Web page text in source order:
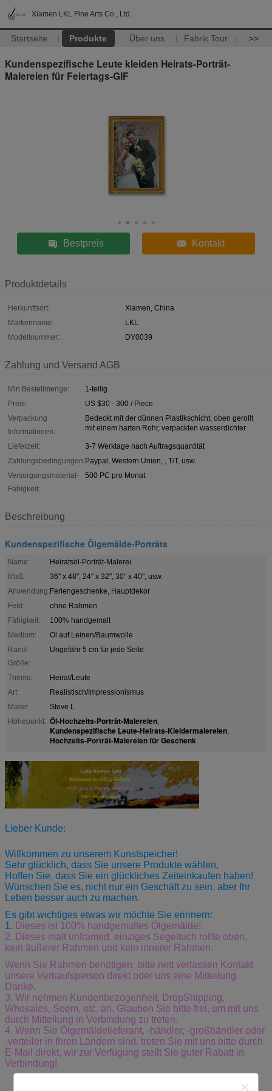
Xiamen LKL Fine Arts Co., Ltd.
Startseite Produkte Über uns Fabrik Tour >>
Kundenspezifische Leute kleiden Heirats-Porträt-
Malereien für Feiertags-GIF
Bestpreis Kontakt
Produktdetails
Herkunftsort:
Xiamen, China
Markenname:
LKL
Modellnummer:
DY0039
Zahlung und Versand AGB
Min Bestellmenge:
1-teilig
Preis:
US $30 - 300 / Piece
Verpackung
Informationen:
Bedeckt mit der dünnen Plastikschicht, oben gerollt
mit einem harten Rohr, verpackten wasserdichter
Lieferzeit:
3-7 Werktage nach Auftragsquantität
Zahlungsbedingungen:Paypal, Western Union, , T/T, usw.
Versorgungsmaterial-
Fähigkeit:
500 PC pro Monat
Beschreibung
Kundenspezifische Ölgemälde-Porträts
Name:
Heiratsöl-Porträt-Malerei
Maß:
36" x 48", 24" x 32", 30" x 40", usw.
Anwendung:Feriengeschenke, Hauptdekor
Feld:
ohne Rahmen
Fähigkeit:
100% handgemalt
Medium:
Öl auf Leinen/Baumwolle
Rand-
Größe:
Ungefähr 5 cm für jede Seite
Thema:
Heirat/Leute
Art:
Realistisch/Impressionismus
Maler:
Steve L
Höhepunkt: Öl-Hochzeits-Porträt-Malereien,
Kundenspezifische Leute-Heirats-Kleidermalereien,
Hochzeits-Porträt-Malereien für Geschenk
Lieber Kunde:
Willkommen zu unserem Kunstspeicher!
Sehr glücklich, dass Sie unsere Produkte wählen,
Hoffen Sie, dass Sie ein glückliches Zeiteinkaufen haben!
Wünschen Sie es, nicht nur ein Geschäft zu sein, aber Ihr
Leben besser auch zu machen.
Es gibt wichtiges etwas wir möchte Sie erinnern:
1. Dieses ist 100% handgemaltes Ölgemälde!
2. Dieses malt unframed, einziges Segeltuch rollte oben,
kein äußerer Rahmen und kein innerer Rahmen.
Wenn Sie Rahmen benötigen, bitte nett verlassen Kontakt
unsere Verkaufsperson direkt oder uns eine Mitteilung.
Danke.
3. Wir nehmen Kundenbezogenheit, DropShipping,
Whosales, Soem, etc. an. Glauben Sie bitte frei, um mit uns
durch Mitteilung in Verbindung zu treten.
4. Wenn Sie Ölgemäldelieferant, -händler, -großhändler oder
-verteiler in Ihren Ländern sind, treten Sie mit uns bitte durch
E-Mail direkt, wir zur Verfügung stellt Sie guter Rabatt in
Verbindung!